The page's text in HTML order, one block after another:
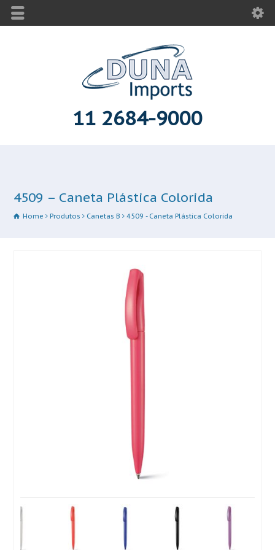
11 2684-9000
4509 – Caneta Plástica Colorida
Home Produtos Canetas B 4509 - Caneta Plástica Colorida